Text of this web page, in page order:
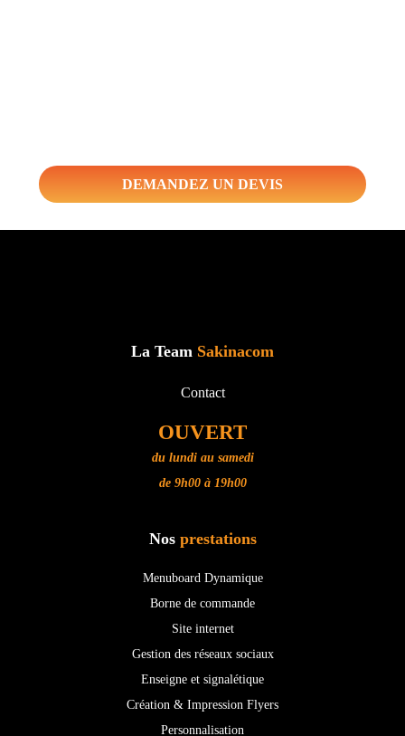
DEMANDEZ UN DEVIS
La Team Sakinacom
Contact
OUVERT
du lundi au samedi
de 9h00 à 19h00
Nos prestations
Menuboard Dynamique
Borne de commande
Site internet
Gestion des réseaux sociaux
Enseigne et signalétique
Création & Impression Flyers
Personnalisation